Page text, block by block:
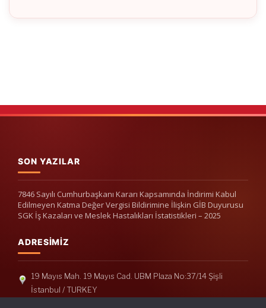
SON YAZILAR
7846 Sayılı Cumhurbaşkanı Kararı Kapsamında İndirimi Kabul
Edilmeyen Katma Değer Vergisi Bildirimine İlişkin GİB Duyurusu
SGK İş Kazaları ve Meslek Hastalıkları İstatistikleri – 2025
ADRESIMIZ
19 Mayıs Mah. 19 Mayıs Cad. UBM Plaza No:37/14 Şişli
İstanbul / TURKEY